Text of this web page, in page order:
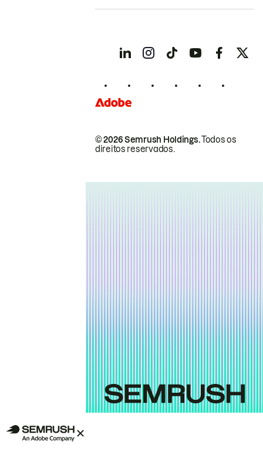
© 2026 Semrush Holdings.Todos os
direitos reservados.